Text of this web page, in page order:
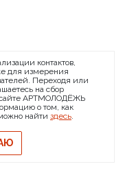
контактов,
для измерения
Переходя или
на сбор
сайте АРТМОЛОДЁЖЬ
о том, как
найти здесь.